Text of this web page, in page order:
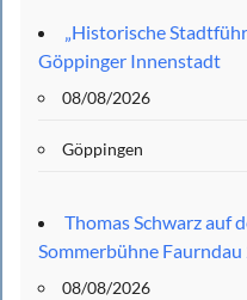
„Historische
Göppinger Innenstadt
08/08/2026
Göppingen
Thomas Schwarz auf
Sommerbühne
08/08/2026